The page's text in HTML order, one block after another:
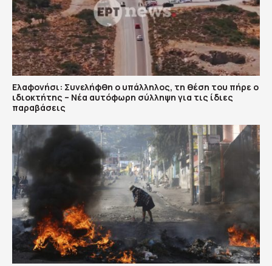
Ελαφονήσι: Συνελήφθη ο υπάλληλος, τη θέση του πήρε ο
ιδιοκτήτης – Νέα αυτόφωρη σύλληψη για τις ίδιες
παραβάσεις